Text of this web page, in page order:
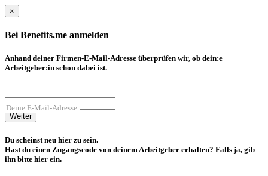
×
Bei Benefits.me anmelden
Anhand deiner Firmen-E-Mail-Adresse überprüfen wir, ob dein:e
Arbeitgeber:in schon dabei ist.
Deine E-Mail-Adresse
Weiter
Du scheinst neu hier zu sein.
Hast du einen Zugangscode von deinem Arbeitgeber erhalten? Falls ja, gib
ihn bitte hier ein.